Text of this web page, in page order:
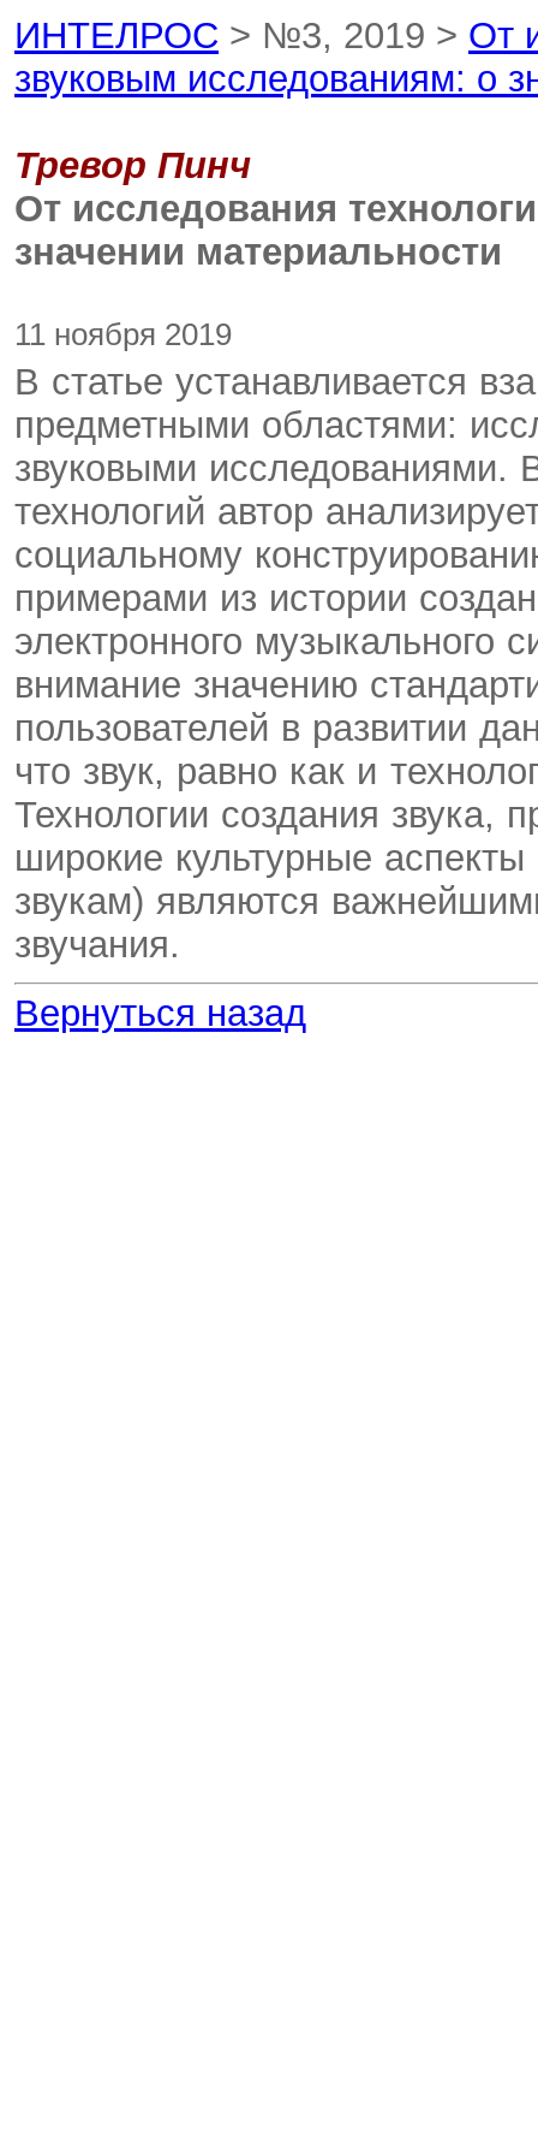
ИНТЕЛРОС > №3, 2019 > От
звуковым исследованиям: о
Тревор Пинч
От исследования
значении материальности
11 ноября 2019
В статье устанавливается
предметными областями:
звуковыми исследованиями.
технологий автор
социальному
примерами из истории
электронного музыкального
внимание значению
пользователей в развитии
что звук, равно как и
Технологии создания звука,
широкие культурные
звукам) являются
звучания.
Вернуться назад